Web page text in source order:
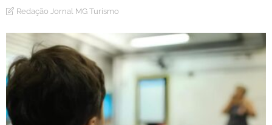
Redação Jornal MG Turismo